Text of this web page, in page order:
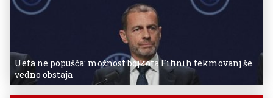
Uefa ne popušča: možnost bojkota Fifinih tekmovanj še
vedno obstaja